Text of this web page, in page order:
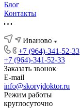
Блог
Контакты
Иваново
+7 (964)-341-52-33
+7 (964)-341-52-33
Заказать звонок
E-mail
info@skoryjdoktor.ru
Режим работы
круглосуточно